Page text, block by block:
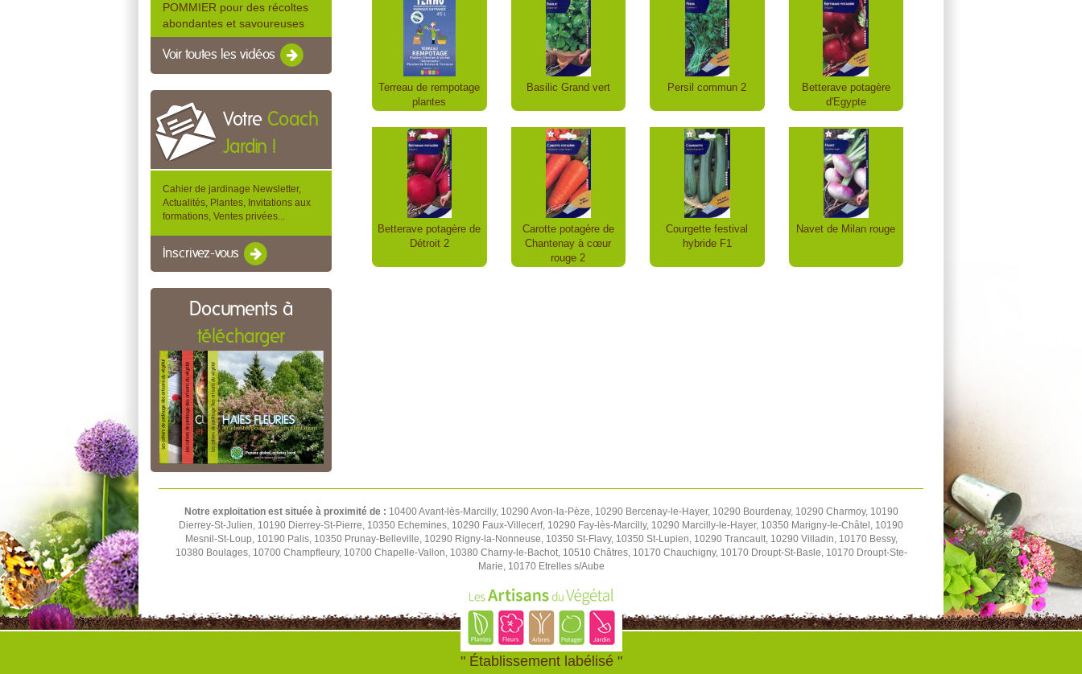
POMMIER pour des récoltes
abondantes et savoureuses
Voir toutes les vidéos
Votre Coach
Jardin !
Cahier de jardinage Newsletter,
Actualités, Plantes, Invitations aux
formations, Ventes privées...
Inscrivez-vous
Documents à
télécharger
Terreau de rempotage
plantes
Basilic Grand vert Persil commun 2
Betterave potagère
d'Egypte
Betterave potagère de
Détroit 2
Carotte potagère de
Chantenay à cœur
rouge 2
Courgette festival
hybride F1
Navet de Milan rouge
Notre exploitation est située à proximité de : 10400 Avant-lès-Marcilly, 10290 Avon-la-Pèze, 10290 Bercenay-le-Hayer, 10290 Bourdenay, 10290 Charmoy, 10190
Dierrey-St-Julien, 10190 Dierrey-St-Pierre, 10350 Echemines, 10290 Faux-Villecerf, 10290 Fay-lès-Marcilly, 10290 Marcilly-le-Hayer, 10350 Marigny-le-Châtel, 10190
Mesnil-St-Loup, 10190 Palis, 10350 Prunay-Belleville, 10290 Rigny-la-Nonneuse, 10350 St-Flavy, 10350 St-Lupien, 10290 Trancault, 10290 Villadin, 10170 Bessy,
10380 Boulages, 10700 Champfleury, 10700 Chapelle-Vallon, 10380 Charny-le-Bachot, 10510 Châtres, 10170 Chauchigny, 10170 Droupt-St-Basle, 10170 Droupt-Ste-
Marie, 10170 Etrelles s/Aube
" Établissement labélisé "